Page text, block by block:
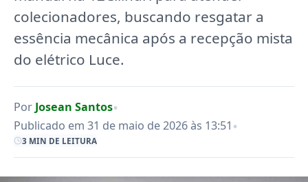
colecionadores, buscando resgatar a
essência mecânica após a recepção mista
do elétrico Luce.
Por Josean Santos•
Publicado em 31 de maio de 2026 às 13:51 •
3 MIN DE LEITURA